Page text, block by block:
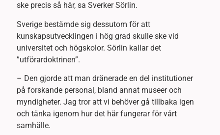
ske precis så här, sa Sverker Sörlin.
Sverige bestämde sig dessutom för att
kunskapsutvecklingen i hög grad skulle ske vid
universitet och högskolor. Sörlin kallar det
”utförardoktrinen”.
– Den gjorde att man dränerade en del institutioner
på forskande personal, bland annat museer och
myndigheter. Jag tror att vi behöver gå tillbaka igen
och tänka igenom hur det här fungerar för vårt
samhälle.